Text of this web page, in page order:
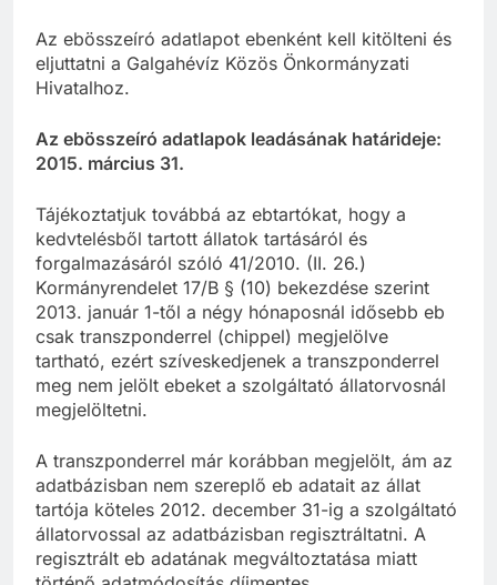
Az ebösszeíró adatlapot ebenként kell kitölteni és
eljuttatni a Galgahévíz Közös Önkormányzati
Hivatalhoz.
Az ebösszeíró adatlapok leadásának határideje:
2015. március 31.
Tájékoztatjuk továbbá az ebtartókat, hogy a
kedvtelésből tartott állatok tartásáról és
forgalmazásáról szóló 41/2010. (II. 26.)
Kormányrendelet 17/B § (10) bekezdése szerint
2013. január 1-től a négy hónaposnál idősebb eb
csak transzponderrel (chippel) megjelölve
tartható, ezért szíveskedjenek a transzponderrel
meg nem jelölt ebeket a szolgáltató állatorvosnál
megjelöltetni.
A transzponderrel már korábban megjelölt, ám az
adatbázisban nem szereplő eb adatait az állat
tartója köteles 2012. december 31-ig a szolgáltató
állatorvossal az adatbázisban regisztráltatni. A
regisztrált eb adatának megváltoztatása miatt